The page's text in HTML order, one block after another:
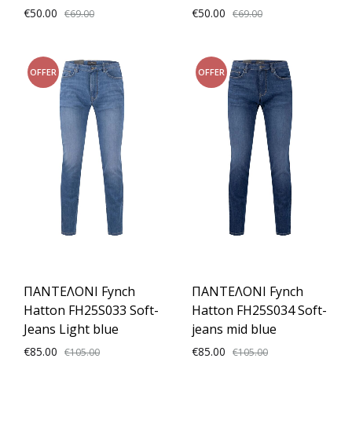
€50.00 €69.00 €50.00 €69.00
OFFER
ΠΑΝΤΕΛΟΝΙ Fynch
Hatton FH25S033 Soft-
Jeans Light blue
€85.00 €105.00
OFFER
ΠΑΝΤΕΛΟΝΙ Fynch
Hatton FH25S034 Soft-
jeans mid blue
€85.00 €105.00